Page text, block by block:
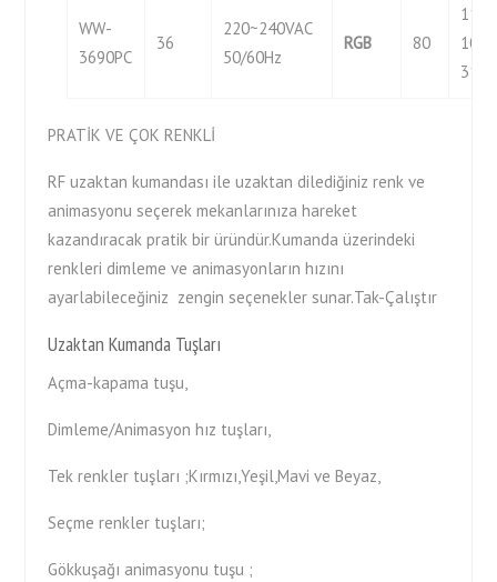
WW-
3690PC
36
220~240VAC
50/60Hz
RGB 80
312
PRATİK VE ÇOK RENKLİ
RF uzaktan kumandası ile uzaktan dilediğiniz renk ve
animasyonu seçerek mekanlarınıza hareket
kazandıracak pratik bir üründür.Kumanda üzerindeki
renkleri dimleme ve animasyonların hızını
ayarlabileceğiniz zengin seçenekler sunar.Tak-Çalıştır
Uzaktan Kumanda Tuşları
Açma-kapama tuşu,
Dimleme/Animasyon hız tuşları,
Tek renkler tuşları ;Kırmızı,Yeşil,Mavi ve Beyaz,
Seçme renkler tuşları;
Gökkuşağı animasyonu tuşu ;